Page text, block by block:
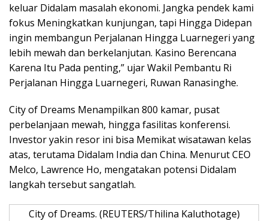
keluar Didalam masalah ekonomi. Jangka pendek kami
fokus Meningkatkan kunjungan, tapi Hingga Didepan
ingin membangun Perjalanan Hingga Luarnegeri yang
lebih mewah dan berkelanjutan. Kasino Berencana
Karena Itu Pada penting,” ujar Wakil Pembantu Ri
Perjalanan Hingga Luarnegeri, Ruwan Ranasinghe.
City of Dreams Menampilkan 800 kamar, pusat
perbelanjaan mewah, hingga fasilitas konferensi.
Investor yakin resor ini bisa Memikat wisatawan kelas
atas, terutama Didalam India dan China. Menurut CEO
Melco, Lawrence Ho, mengatakan potensi Didalam
langkah tersebut sangatlah.
City of Dreams. (REUTERS/Thilina Kaluthotage)